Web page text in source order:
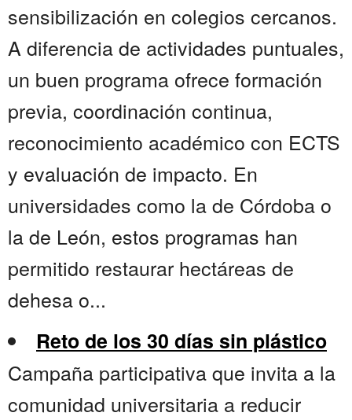
sensibilización en colegios cercanos.
A diferencia de actividades puntuales,
un buen programa ofrece formación
previa, coordinación continua,
reconocimiento académico con ECTS
y evaluación de impacto. En
universidades como la de Córdoba o
la de León, estos programas han
permitido restaurar hectáreas de
dehesa o...
Reto de los 30 días sin plástico
Campaña participativa que invita a la
comunidad universitaria a reducir